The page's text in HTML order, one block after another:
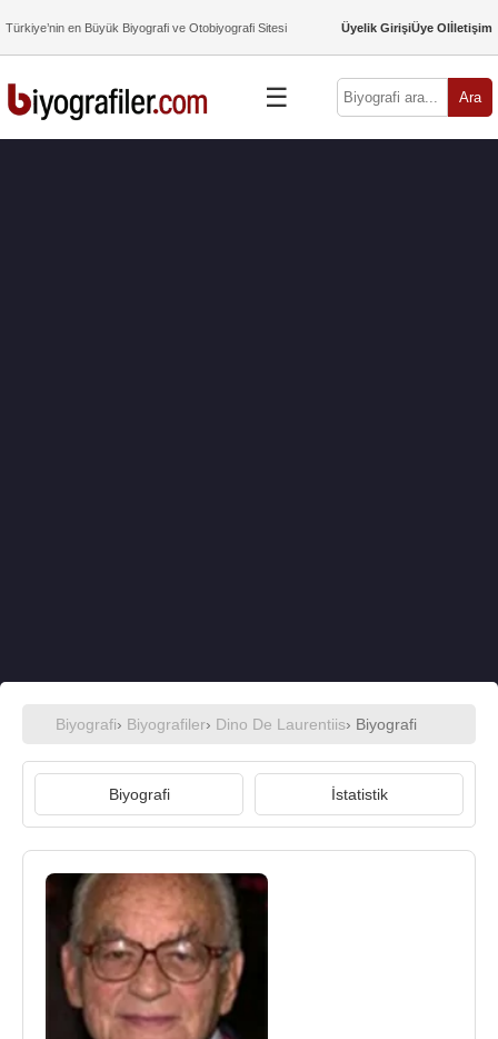
Türkiye’nin en Büyük Biyografi ve Otobiyografi Sitesi Üyelik GirişiÜye Olİletişim
☰ Ara
Biyografi› Biyografiler› Dino De Laurentiis› Biyografi
Biyografi İstatistik